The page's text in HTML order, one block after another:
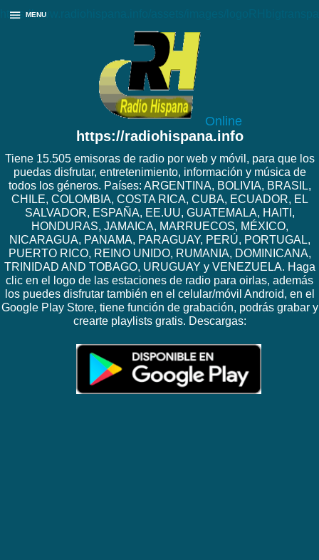
https://www.radiohispana.info/assets/images/
Online
https://radiohispana.info
Tiene 15.505 emisoras de radio por web y móvil, para que los
puedas disfrutar, entretenimiento, información y música de
todos los géneros. Países: ARGENTINA, BOLIVIA, BRASIL,
CHILE, COLOMBIA, COSTA RICA, CUBA, ECUADOR, EL
SALVADOR, ESPAÑA, EE.UU, GUATEMALA, HAITI,
HONDURAS, JAMAICA, MARRUECOS, MÉXICO,
NICARAGUA, PANAMA, PARAGUAY, PERÚ, PORTUGAL,
PUERTO RICO, REINO UNIDO, RUMANIA, DOMINICANA,
TRINIDAD AND TOBAGO, URUGUAY y VENEZUELA. Haga
clic en el logo de las estaciones de radio para oirlas, además
los puedes disfrutar también en el celular/móvil Android, en el
Google Play Store, tiene función de grabación, podrás grabar y
crearte playlists gratis. Descargas:
MENU